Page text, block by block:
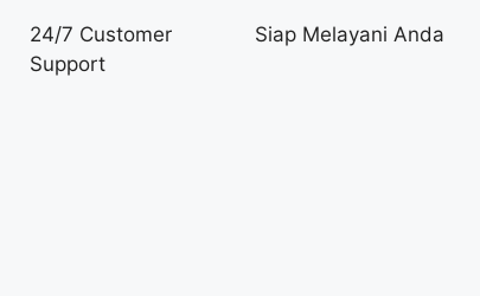
24/7 Customer
Support
Siap Melayani Anda